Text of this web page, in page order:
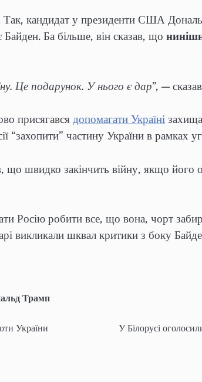
кандидат у президенти США
Байден. Ба більше, він сказав, що
Це подарунок. У нього є дар”, —
присягався допомагати Україні
“захопити” частину України в рамках
що швидко закінчить війну, якщо
Росію робити все, що вона, чорт
викликали шквал критики з боку
Трамп
України У Білорусі